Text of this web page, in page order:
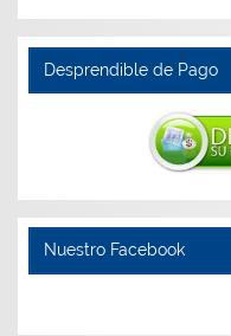
Desprendible de Pago
Nuestro Facebook